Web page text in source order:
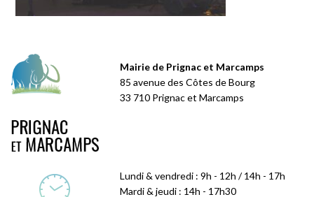
Mairie de Prignac et Marcamps
85 avenue des Côtes de Bourg
33 710 Prignac et Marcamps
Lundi & vendredi : 9h - 12h / 14h - 17h
Mardi & jeudi : 14h - 17h30